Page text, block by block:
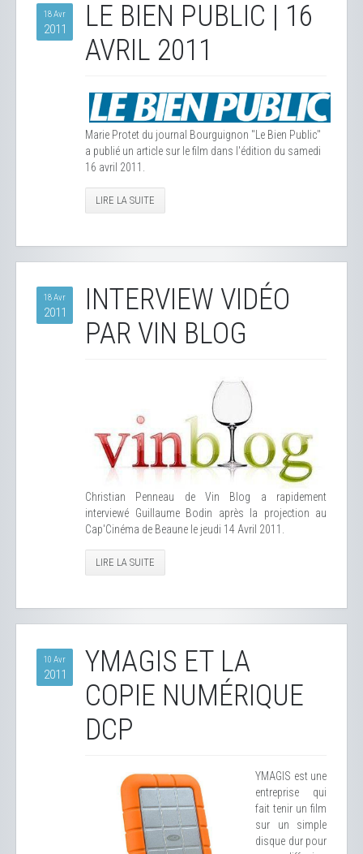
18 Avr
2011
LE BIEN PUBLIC | 16
AVRIL 2011
Marie Protet du journal Bourguignon "Le Bien Public"
a publié un article sur le film dans l'édition du samedi
16 avril 2011.
LIRE LA SUITE
18 Avr
2011
INTERVIEW VIDÉO
PAR VIN BLOG
Christian Penneau de Vin Blog a rapidement
interviewé Guillaume Bodin après la projection au
Cap'Cinéma de Beaune le jeudi 14 Avril 2011.
LIRE LA SUITE
10 Avr
2011
YMAGIS ET LA
COPIE NUMÉRIQUE
DCP
YMAGIS est une
entreprise qui
fait tenir un film
sur un simple
disque dur pour